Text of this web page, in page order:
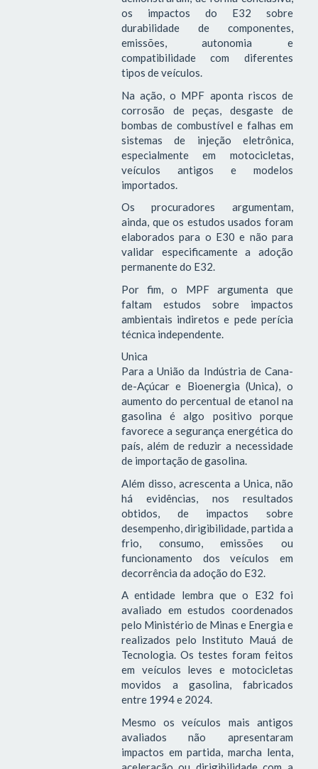
os impactos do E32 sobre
durabilidade de componentes,
emissões, autonomia e
compatibilidade com diferentes
tipos de veículos.
Na ação, o MPF aponta riscos de
corrosão de peças, desgaste de
bombas de combustível e falhas em
sistemas de injeção eletrônica,
especialmente em motocicletas,
veículos antigos e modelos
importados.
Os procuradores argumentam,
ainda, que os estudos usados foram
elaborados para o E30 e não para
validar especificamente a adoção
permanente do E32.
Por fim, o MPF argumenta que
faltam estudos sobre impactos
ambientais indiretos e pede perícia
técnica independente.
Unica
Para a União da Indústria de Cana-
de-Açúcar e Bioenergia (Unica), o
aumento do percentual de etanol na
gasolina é algo positivo porque
favorece a segurança energética do
país, além de reduzir a necessidade
de importação de gasolina.
Além disso, acrescenta a Unica, não
há evidências, nos resultados
obtidos, de impactos sobre
desempenho, dirigibilidade, partida a
frio, consumo, emissões ou
funcionamento dos veículos em
decorrência da adoção do E32.
A entidade lembra que o E32 foi
avaliado em estudos coordenados
pelo Ministério de Minas e Energia e
realizados pelo Instituto Mauá de
Tecnologia. Os testes foram feitos
em veículos leves e motocicletas
movidos a gasolina, fabricados
entre 1994 e 2024.
Mesmo os veículos mais antigos
avaliados não apresentaram
impactos em partida, marcha lenta,